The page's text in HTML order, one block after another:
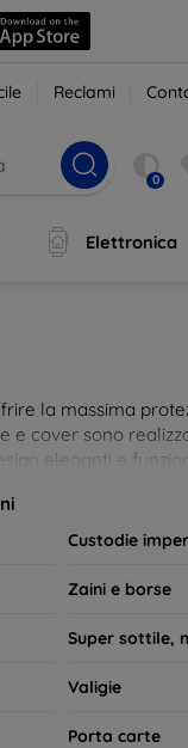
Reclami
0
Elettronica
la massima
e cover sono
eleganti e
Custodie
Zaini e borse
Super sottile,
Valigie
Porta carte